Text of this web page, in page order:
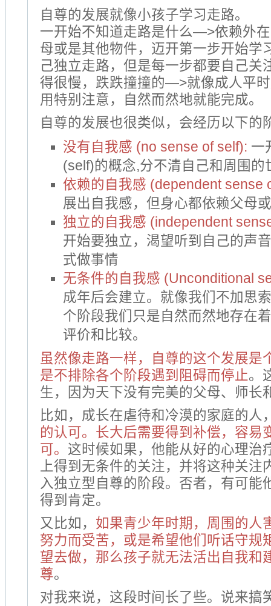
自尊的发展就像小孩子学习走路。
一开始不知道走路是什么—>依赖外
母或是其他物件，迈开第一步开始
己独立走路，但是每一步都要自己关
得很慢，跌跌撞撞的—>就像成人平
用特别注意，自然而然地就能完成。
自尊的发展也很类似，会经历以下的
没有自我感 (no sense of self): 一
(self)的概念,分不清自己和周围的
依赖的自我感 (dependent sense
展出自我感，但身心都依赖父母
独立的自我感 (independent
开始要独立，渴望听到自己的声
式做事情
无条件的自我感 (Unconditional
成年后会建立。就像我们不加思
个阶段我们只是自然而然地存在
评价和比较。
虽然像走路一样，自尊的这个发展是
是不排除各个阶段遇到阻碍而停止。
生，因为天下没有完美的父母、师长
比如，成长在虐待和冷漠的家庭的人
的认可。长大后需要得到补偿，容易
可。 这时候如果，他能从好的心理治
上得到无条件的关注，并将这种关注
入独立型自尊的阶段。否者，有可能
得到肯定。
又比如， 如果青少年时期，周围的人
努力而受苦，或是希望他们听话守规
望去做，那么孩子就无法活出自我和
尊。
对我来说，这段时间长了些。说来搞